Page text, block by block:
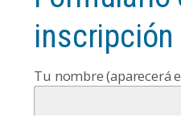
inscripción
Tu nombre (aparecerá